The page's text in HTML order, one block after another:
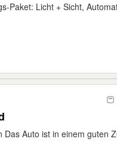
Paket: Licht + Sicht,
Das Auto ist in einem guten